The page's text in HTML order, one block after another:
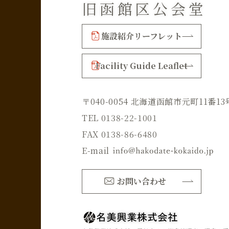
旧函館区公会堂
施設紹介リーフレット
Facility Guide Leaflet
〒040-0054 北海道函館市元町11番13
TEL 0138-22-1001
FAX 0138-86-6480
E-mail
お問い合わせ